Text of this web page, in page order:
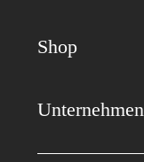
Shop
Unternehmen